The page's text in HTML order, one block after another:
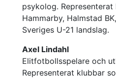
psykolog. Representerat
Hammarby, Halmstad
Sveriges U-21 landslag.
Axel Lindahl
Elitfotbollsspelare och
Representerat klubbar